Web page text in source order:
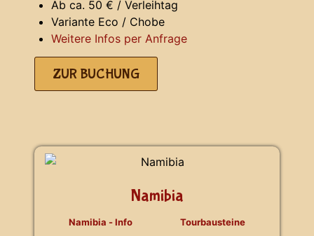
Ab ca. 50 € / Verleihtag
Variante Eco / Chobe
Weitere Infos per Anfrage
ZUR BUCHUNG
Namibia
Namibia - Info
Tourbausteine